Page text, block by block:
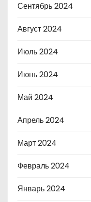
Сентябрь 2024
Август 2024
Июль 2024
Июнь 2024
Май 2024
Апрель 2024
Март 2024
Февраль 2024
Январь 2024